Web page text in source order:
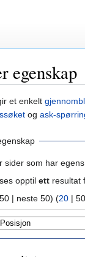
egenskap
et enkelt
og ask-
sider som har
opptil ett resultat
| neste 50) (20 | 50